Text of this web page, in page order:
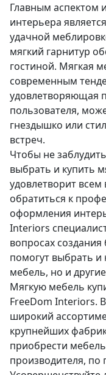
Главным аспектом
интерьера
удачной
мягкий гарнитур
гостиной. Мягкая
современным
удовлетворяющая
пользователя,
гнездышко или
встреч.
Чтобы не
выбрать и купить
удовлетворит
обратиться к
оформления
Interiors
вопросах
помогут выбрать и
мебель, но и
Мягкую мебель
FreeDom Interiors.
широкий
крупнейших
приобрести
производителя, по